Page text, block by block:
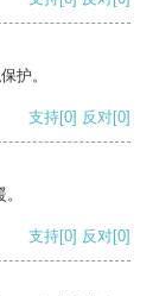
护。
支持[0] 反对[0]
支持[0] 反对[0]